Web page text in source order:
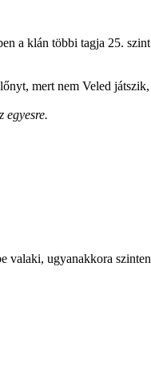
a klán többi tagja 25.
mert nem Veled
egyesre.
ugyanakkora